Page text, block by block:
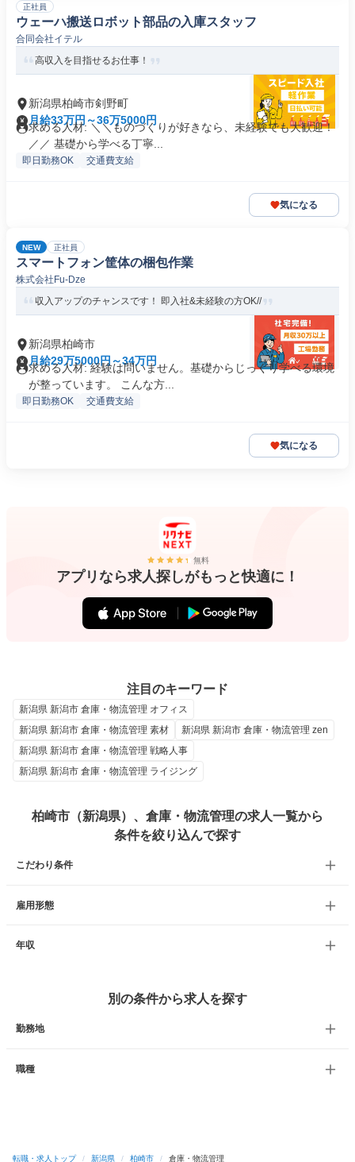
正社員
ウェーハ搬送ロボット部品の入庫スタッフ
合同会社イテル
高収入を目指せるお仕事！
新潟県柏崎市剣野町
月給33万円～36万5000円
求める人材: ＼＼ものづくりが好きなら、未経験でも大歓迎！
／／ 基礎から学べる丁寧...
即日勤務OK 交通費支給
気になる
NEW 正社員
スマートフォン筐体の梱包作業
株式会社Fu-Dze
収入アップのチャンスです！ 即入社&未経験の方OK//
新潟県柏崎市
月給29万5000円～34万円
求める人材: 経験は問いません。基礎からじっくり学べる環境
が整っています。 こんな方...
即日勤務OK 交通費支給
気になる
無料
アプリなら求人探しがもっと快適に！
注目のキーワード
新潟県 新潟市 倉庫・物流管理 オフィス
新潟県 新潟市 倉庫・物流管理 素材
新潟県 新潟市 倉庫・物流管理 zen
新潟県 新潟市 倉庫・物流管理 戦略人事
新潟県 新潟市 倉庫・物流管理 ライジング
柏崎市（新潟県）、倉庫・物流管理の求人一覧から
条件を絞り込んで探す
こだわり条件
雇用形態
年収
別の条件から求人を探す
勤務地
職種
転職・求人トップ / 新潟県 / 柏崎市 / 倉庫・物流管理